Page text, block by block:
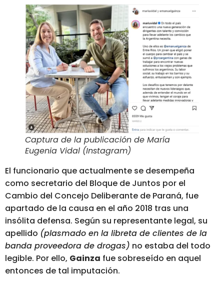
Captura de la publicación de María
Eugenia Vidal (Instagram)
El funcionario que actualmente se desempeña
como secretario del Bloque de Juntos por el
Cambio del Concejo Deliberante de Paraná, fue
apartado de la causa en el año 2018 tras una
insólita defensa. Según su representante legal, su
apellido (plasmado en la libreta de clientes de la
banda proveedora de drogas) no estaba del todo
legible. Por ello, Gainza fue sobreseído en aquel
entonces de tal imputación.